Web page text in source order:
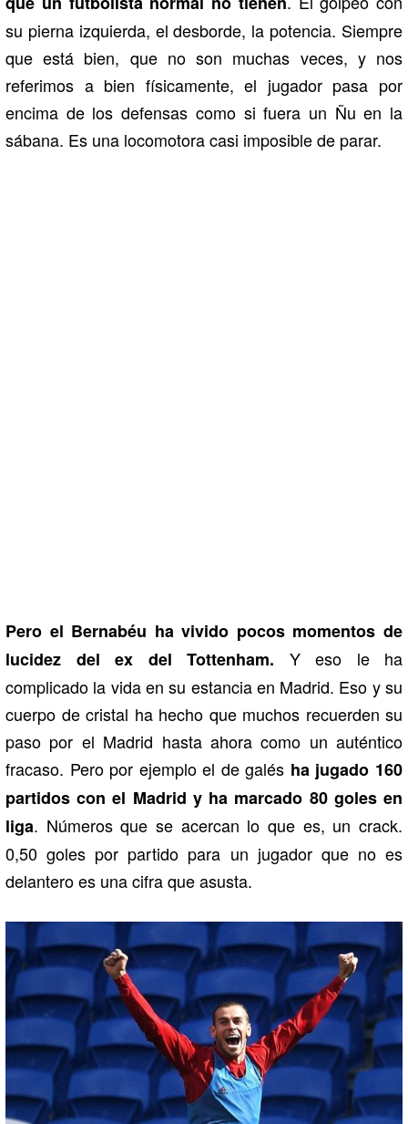
su pierna izquierda, el desborde, la potencia. Siempre
que está bien, que no son muchas veces, y nos
referimos a bien físicamente, el jugador pasa por
encima de los defensas como si fuera un Ñu en la
sábana. Es una locomotora casi imposible de parar.
Pero el Bernabéu ha vivido pocos momentos de
lucidez del ex del Tottenham. Y eso le ha
complicado la vida en su estancia en Madrid. Eso y su
cuerpo de cristal ha hecho que muchos recuerden su
paso por el Madrid hasta ahora como un auténtico
fracaso. Pero por ejemplo el de galés ha jugado 160
partidos con el Madrid y ha marcado 80 goles en
liga. Números que se acercan lo que es, un crack.
0,50 goles por partido para un jugador que no es
delantero es una cifra que asusta.